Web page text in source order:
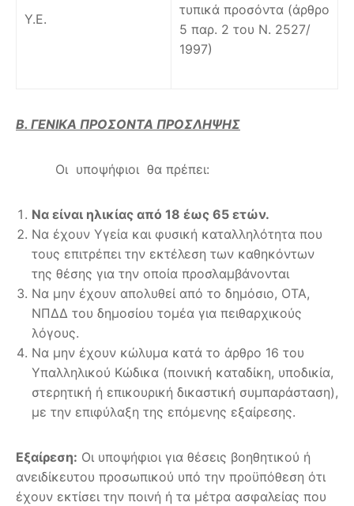
Υ.Ε.
τυπικά προσόντα (άρθρο
5 παρ. 2 του Ν. 2527/
1997)
Β. ΓΕΝΙΚΑ ΠΡΟΣΟΝΤΑ ΠΡΟΣΛΗΨΗΣ
Οι υποψήφιοι θα πρέπει:
Να είναι ηλικίας από 18 έως 65 ετών.
Να έχουν Υγεία και φυσική καταλληλότητα που
τους επιτρέπει την εκτέλεση των καθηκόντων
της θέσης για την οποία προσλαμβάνονται
Να μην έχουν απολυθεί από το δημόσιο, ΟΤΑ,
ΝΠΔΔ του δημοσίου τομέα για πειθαρχικούς
λόγους.
Να μην έχουν κώλυμα κατά το άρθρο 16 του
Υπαλληλικού Κώδικα (ποινική καταδίκη, υποδικία,
στερητική ή επικουρική δικαστική συμπαράσταση),
με την επιφύλαξη της επόμενης εξαίρεσης.
Εξαίρεση: Οι υποψήφιοι για θέσεις βοηθητικού ή
ανειδίκευτου προσωπικού υπό την προϋπόθεση ότι
έχουν εκτίσει την ποινή ή τα μέτρα ασφαλείας που